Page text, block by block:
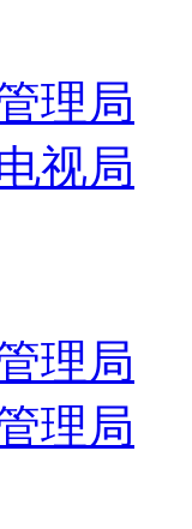
理局
视局
理局
理局